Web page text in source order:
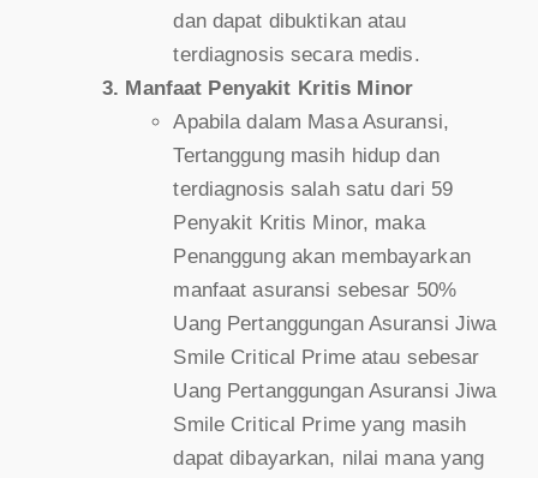
dan dapat dibuktikan atau
terdiagnosis secara medis.
Manfaat Penyakit Kritis Minor
Apabila dalam Masa Asuransi,
Tertanggung masih hidup dan
terdiagnosis salah satu dari 59
Penyakit Kritis Minor, maka
Penanggung akan membayarkan
manfaat asuransi sebesar 50%
Uang Pertanggungan Asuransi Jiwa
Smile Critical Prime atau sebesar
Uang Pertanggungan Asuransi Jiwa
Smile Critical Prime yang masih
dapat dibayarkan, nilai mana yang